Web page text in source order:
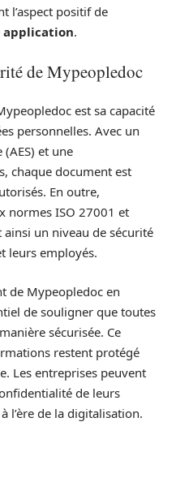
l’aspect positif de
application.
de Mypeopledoc
est sa capacité
personnelles. Avec un
et une
chaque document est
En outre,
normes ISO 27001 et
ainsi un niveau de sécurité
leurs employés.
de Mypeopledoc en
de souligner que toutes
sécurisée. Ce
restent protégé
Les entreprises peuvent
de leurs
l’ère de la digitalisation.